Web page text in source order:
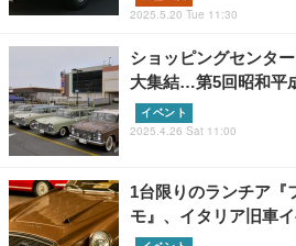
2025.5.20 Tue 11:30
ショッピングセンタ
大集結…第5回昭和平
イベント
2025.4.26 Sat 11:00
1台限りのランチア『
モ』、イタリア旧車